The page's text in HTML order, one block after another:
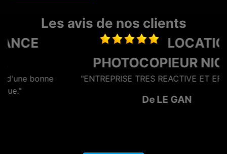
Les avis de nos clients
LOCATION
PHOTOCOPIEUR NIORT
"ENTREPRISE TRES REACTIVE ET EFFICACE"